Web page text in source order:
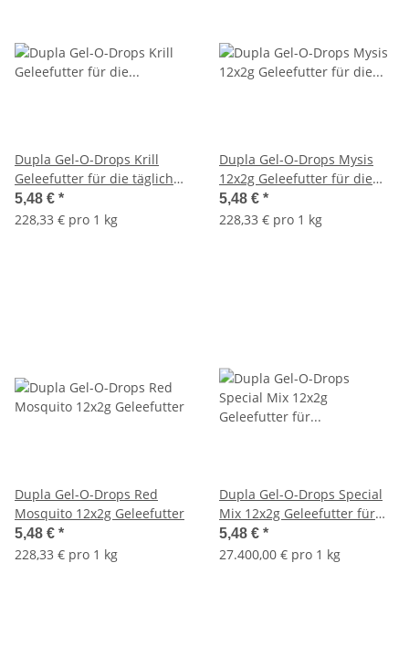
Dupla Gel-O-Drops Krill
Geleefutter für die tägliche
Fütterung
5,48 € *
228,33 € pro 1 kg
Dupla Gel-O-Drops Mysis
12x2g Geleefutter für die
tägliche Fütterung
5,48 € *
228,33 € pro 1 kg
Dupla Gel-O-Drops Red
Mosquito 12x2g Geleefutter
5,48 € *
228,33 € pro 1 kg
Dupla Gel-O-Drops Special
Mix 12x2g Geleefutter für
die tägliche Fütterung
5,48 € *
27.400,00 € pro 1 kg